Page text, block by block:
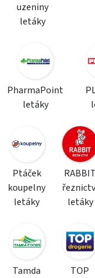
uzeniny
letáky
PharmaPoint
letáky
Ptáček
koupelny
letáky
RABBIT
letáky
Tamda
TOP